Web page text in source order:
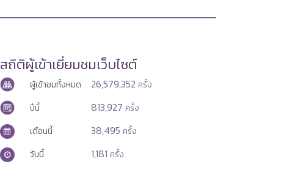
สถิติผู้เข้าเยี่ยมชมเว็บไซต์
ผู้เข้าชมทั้งหมด 26,579,352 ครั้ง
ปีนี้
813,927 ครั้ง
เดือนนี้
38,495 ครั้ง
วันนี้
1,181 ครั้ง